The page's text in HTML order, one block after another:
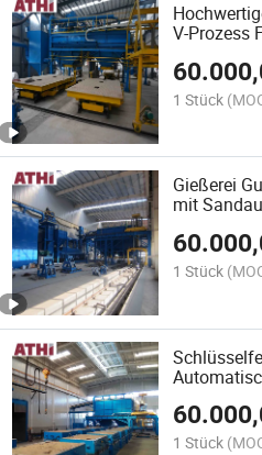
V-Prozess
1 Stück
Gießerei
mit
1 Stück
1 Stück